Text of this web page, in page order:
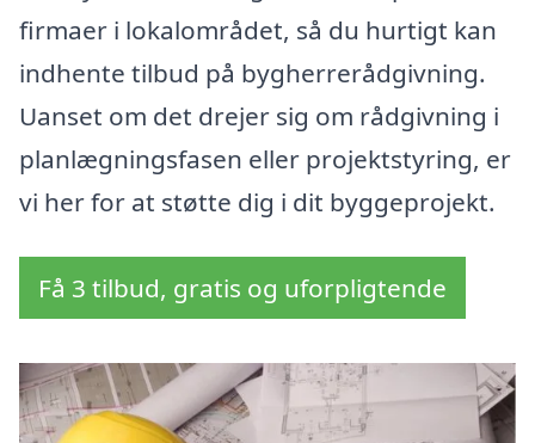
firmaer i lokalområdet, så du hurtigt kan
indhente tilbud på bygherrerådgivning.
Uanset om det drejer sig om rådgivning i
planlægningsfasen eller projektstyring, er
vi her for at støtte dig i dit byggeprojekt.
Få 3 tilbud, gratis og uforpligtende